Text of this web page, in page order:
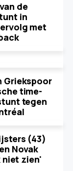
de
in
met
Griekspoor
time-
tegen
(43)
Novak
zien'